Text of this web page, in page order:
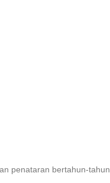
penataran bertahun-